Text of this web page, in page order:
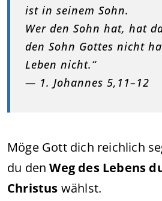
ist in seinem Sohn.
Wer den Sohn hat, hat
den Sohn Gottes nicht
Leben nicht.“
— 1. Johannes 5,11–12
Möge Gott dich reichlich
du denWeg des Lebens
Christus wählst.